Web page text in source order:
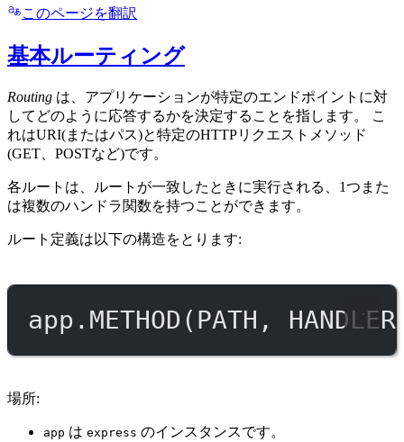
このページを翻訳
基本ルーティング
Routing は、アプリケーションが特定のエンドポイントに対
してどのように応答するかを決定することを指します。 こ
れはURI(またはパス)と特定のHTTPリクエストメソッド
(GET、POSTなど)です。
各ルートは、ルートが一致したときに実行される、1つまた
は複数のハンドラ関数を持つことができます。
ルート定義は以下の構造をとります:
app. METHOD ( PATH , HANDLER
場所:
app は express のインスタンスです。